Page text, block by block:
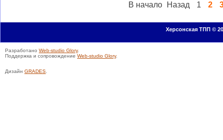
В начало
Назад 1 2
Херсонская ТПП ©
Разработано Web-studio Glory.
Поддержка и сопровождение Web-studio Glory.
Дизайн GRADES